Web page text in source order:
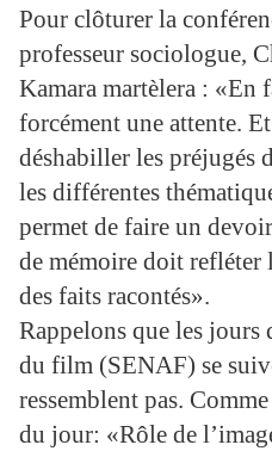
Pour clôturer la
professeur sociologue,
Kamara martèlera : «En
forcément une attente.
déshabiller les préjugés
les différentes
permet de faire un
de mémoire doit
des faits racontés».
Rappelons que les jours
du film (SENAF) se
ressemblent pas.
du jour: «Rôle de